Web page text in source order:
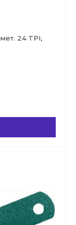
24 TPI,